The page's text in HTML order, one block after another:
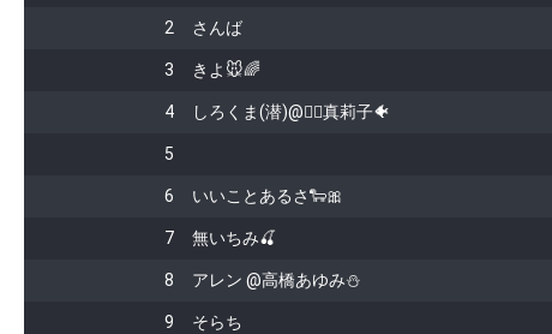
2 さんば
3 きよ🐭🌈
4 しろくま(潜)@🧜‍♀️真莉子🐠
5
6 いいことあるさ🐑🎀
7 無いちみ🍒
8 アレン @高橋あゆみ⛄️
9 そらち